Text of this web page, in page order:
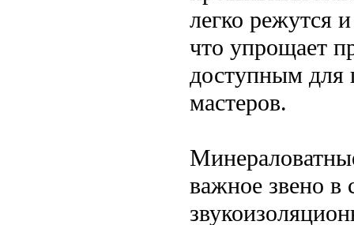
легко режутся
что упрощает
доступным для
мастеров.
важное звено в